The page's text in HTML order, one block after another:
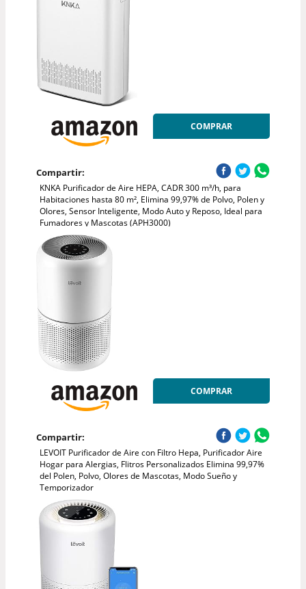
COMPRAR
Compartir:
KNKA Purificador de Aire HEPA, CADR 300 m³/h, para
Habitaciones hasta 80 m², Elimina 99,97% de Polvo, Polen y
Olores, Sensor Inteligente, Modo Auto y Reposo, Ideal para
Fumadores y Mascotas (APH3000)
COMPRAR
Compartir:
LEVOIT Purificador de Aire con Filtro Hepa, Purificador Aire
Hogar para Alergias, Flitros Personalizados Elimina 99,97%
del Polen, Polvo, Olores de Mascotas, Modo Sueño y
Temporizador